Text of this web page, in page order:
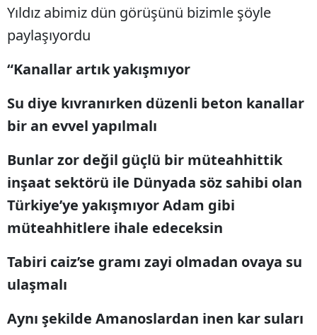
Yıldız abimiz dün görüşünü bizimle şöyle
paylaşıyordu
“Kanallar artık yakışmıyor
Su diye kıvranırken düzenli beton kanallar
bir an evvel yapılmalı
Bunlar zor değil güçlü bir müteahhittik
inşaat sektörü ile Dünyada söz sahibi olan
Türkiye’ye yakışmıyor Adam gibi
müteahhitlere ihale edeceksin
Tabiri caiz’se gramı zayi olmadan ovaya su
ulaşmalı
Aynı şekilde Amanoslardan inen kar suları